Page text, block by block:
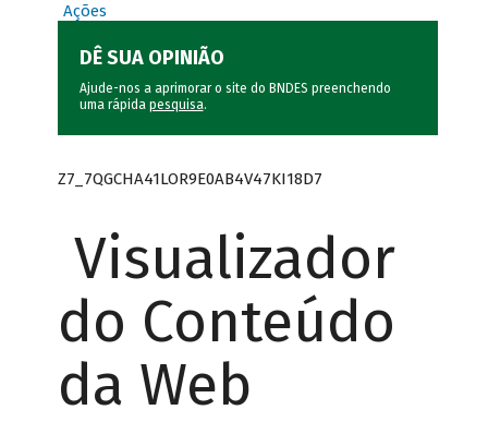
Ações
DÊ SUA OPINIÃO
Ajude-nos a aprimorar o site do BNDES preenchendo
uma rápida pesquisa.
Z7_7QGCHA41LOR9E0AB4V47KI18D7
Visualizador
do Conteúdo
da Web